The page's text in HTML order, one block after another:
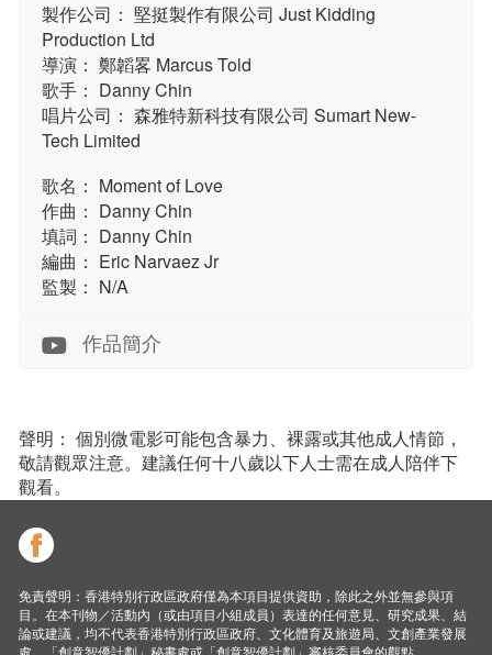
製作公司： 堅挺製作有限公司 Just Kidding
Production Ltd
導演： 鄭韜畧 Marcus Told
歌手： Danny Chin
唱片公司： 森雅特新科技有限公司 Sumart New-
Tech Limited
歌名： Moment of Love
作曲： Danny Chin
填詞： Danny Chin
編曲： Eric Narvaez Jr
監製： N/A
作品簡介
聲明： 個別微電影可能包含暴力、裸露或其他成人情節，
敬請觀眾注意。建議任何十八歲以下人士需在成人陪伴下
觀看。
免責聲明：香港特別行政區政府僅為本項目提供資助，除此之外並無參與項
目。在本刊物／活動內（或由項目小組成員）表達的任何意見、研究成果、結
論或建議，均不代表香港特別行政區政府、文化體育及旅遊局、文創產業發展
處、「創意智優計劃」秘書處或「創意智優計劃」審核委員會的觀點。